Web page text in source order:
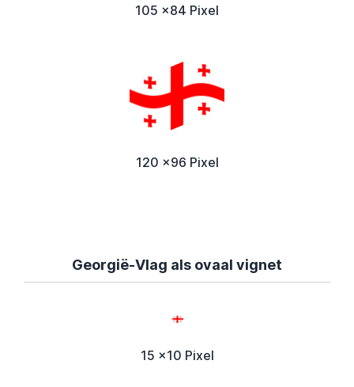
105 x84 Pixel
120 x96 Pixel
Georgië-Vlag als ovaal vignet
15 x10 Pixel